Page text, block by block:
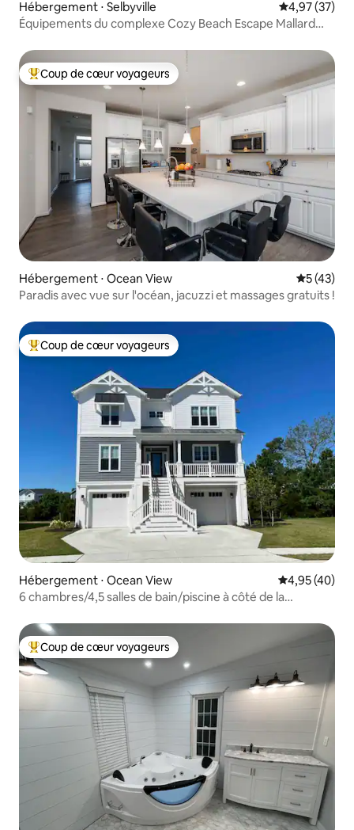
Hébergement ⋅ Selbyville Évaluation
4,97 (37)
Équipements du complexe Cozy Beach Escape Mallard
Coups de cœur voyageurs les plus appréciés
Coup de cœur voyageurs
Hébergement ⋅ Ocean View
5 (43)
Paradis avec vue sur l'océan, jacuzzi et massages gratuits !
Coups de cœur voyageurs les plus appréciés
Coup de cœur voyageurs
Hébergement ⋅ Ocean View Évaluation
4,95 (40)
6 chambres/4,5 salles de bain/piscine à côté de la
Coups de cœur voyageurs les plus appréciés
Coup de cœur voyageurs